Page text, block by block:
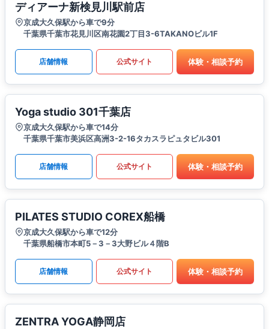
ディアーナ新検見川駅前店
京成大久保駅から車で9分
千葉県千葉市花見川区南花園2丁目3-6TAKANOビル1F
店舗情報 公式サイト 体験・相談予約
Yoga studio 301千葉店
京成大久保駅から車で14分
千葉県千葉市美浜区高洲3-2-16タカスラピュタビル301
店舗情報 公式サイト 体験・相談予約
PILATES STUDIO COREX船橋
京成大久保駅から車で12分
千葉県船橋市本町5－3－3大野ビル４階B
店舗情報 公式サイト 体験・相談予約
ZENTRA YOGA静岡店